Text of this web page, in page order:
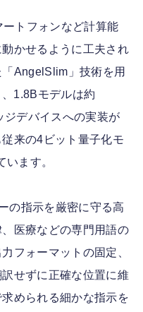
トフォンなど計算能
かせるように工夫され
AngelSlim」技術を用
1.8Bモデルは約
ジデバイスへの実装が
来の4ビット量子化モ
ます。
の指示を厳密に守る高
医療などの専門用語の
フォーマットの固定、
せずに正確な位置に維
められる細かな指示を